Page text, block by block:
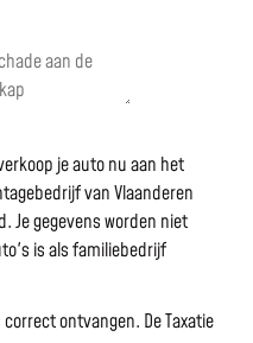
je auto nu aan het
van Vlaanderen
Je gegevens worden niet
is als familiebedrijf
correct ontvangen. De Taxatie